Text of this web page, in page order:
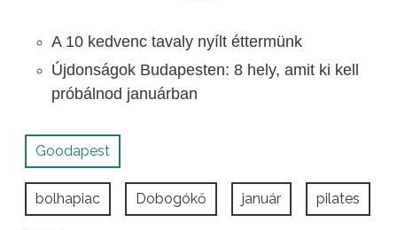
A 10 kedvenc tavaly nyílt éttermünk
Újdonságok Budapesten: 8 hely, amit ki kell
próbálnod januárban
Goodapest
bolhapiac Dobogókő január pilates